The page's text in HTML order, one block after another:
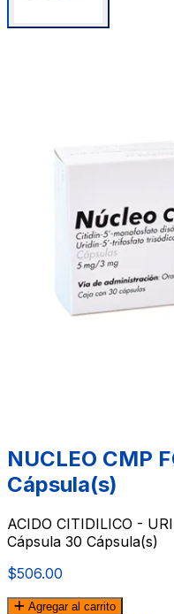
NUCLEO CMP
Cápsula(s)
ACIDO CITIDILICO -
Cápsula 30 Cápsula(s)
$506.00
Agregar al carrito